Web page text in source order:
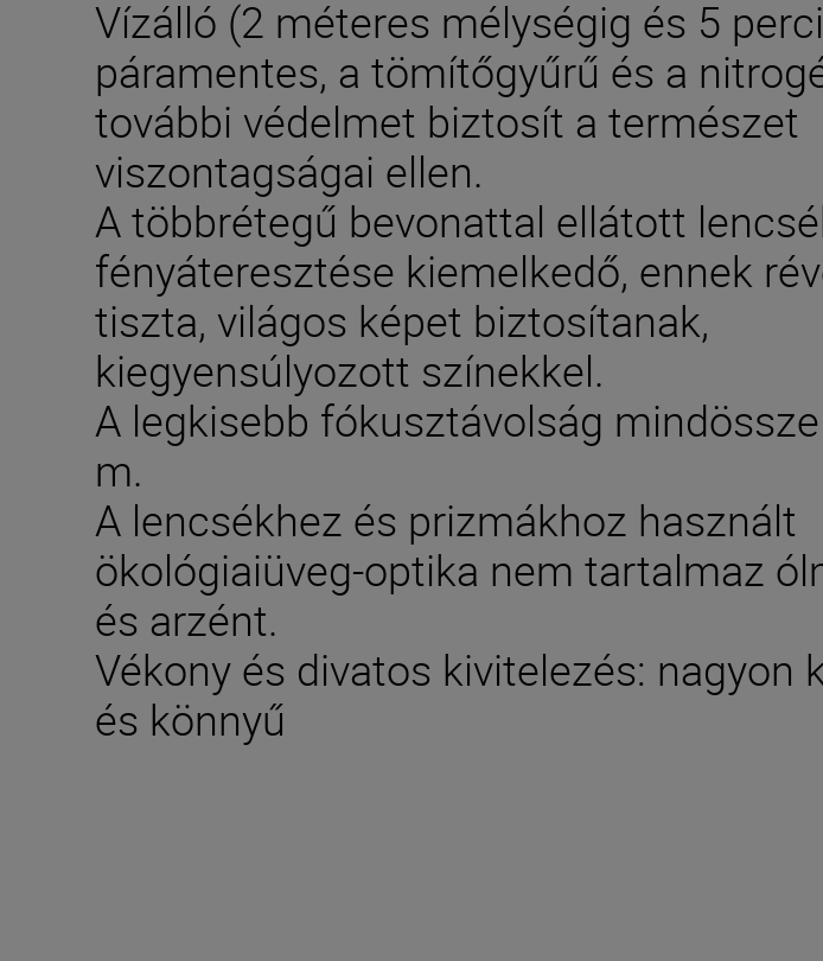
Vízálló (2 méteres mélységig és 5
páramentes, a tömítőgyűrű és a
további védelmet biztosít a természet
viszontagságai ellen.
A többrétegű bevonattal ellátott
fényáteresztése kiemelkedő, ennek
tiszta, világos képet biztosítanak,
kiegyensúlyozott színekkel.
A legkisebb fókusztávolság
m.
A lencsékhez és prizmákhoz használt
ökológiaiüveg-optika nem tartalmaz
és arzént.
Vékony és divatos kivitelezés: nagyon
és könnyű